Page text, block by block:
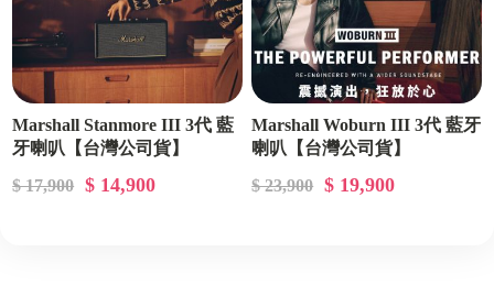
Marshall Stanmore III 3代 藍
牙喇叭【台灣公司貨】
$ 17,900
$ 14,900
Marshall Woburn III 3代 藍牙
喇叭【台灣公司貨】
$ 23,900
$ 19,900